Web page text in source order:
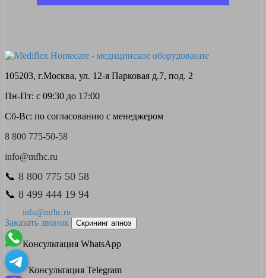
105203, г.Москва, ул. 12-я Парковая д.7, под. 2
Пн-Пт: с 09:30 до 17:00
Сб-Вс: по согласованию с менеджером
8 800 775-50-58
info@mfhc.ru
📞 8 800 775 50 58
📞 8 499 444 19 94
info@mfhc.ru
Заказать звонок Скрининг апноэ
Консультация WhatsApp
Консультация Telegram